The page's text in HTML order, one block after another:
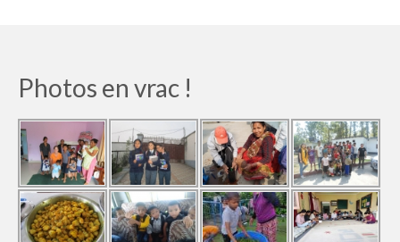
Photos en vrac !